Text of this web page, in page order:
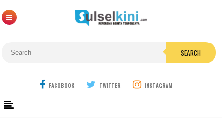
SEARCH
FACOBOOK TWITTER INSTAGRAM